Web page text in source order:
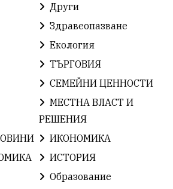
земеделие
Иновации САЩ
Археология Твърдица
Легенда Право
Хасково ВиКСливен
България2025
Други
Здравеопазване
Екология
ТЪРГОВИЯ
СЕМЕЙНИ ЦЕННОСТИ
МЕСТНА ВЛАСТ И
РЕШЕНИЯ
ИКОНОМИКА
ИСТОРИЯ
Образование